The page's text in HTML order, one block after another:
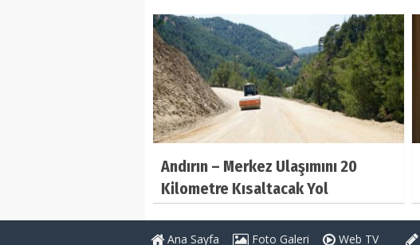
Andırın – Merkez Ulaşımını 20
Kilometre Kısaltacak Yol
Ana Sayfa Foto Galeri Web TV